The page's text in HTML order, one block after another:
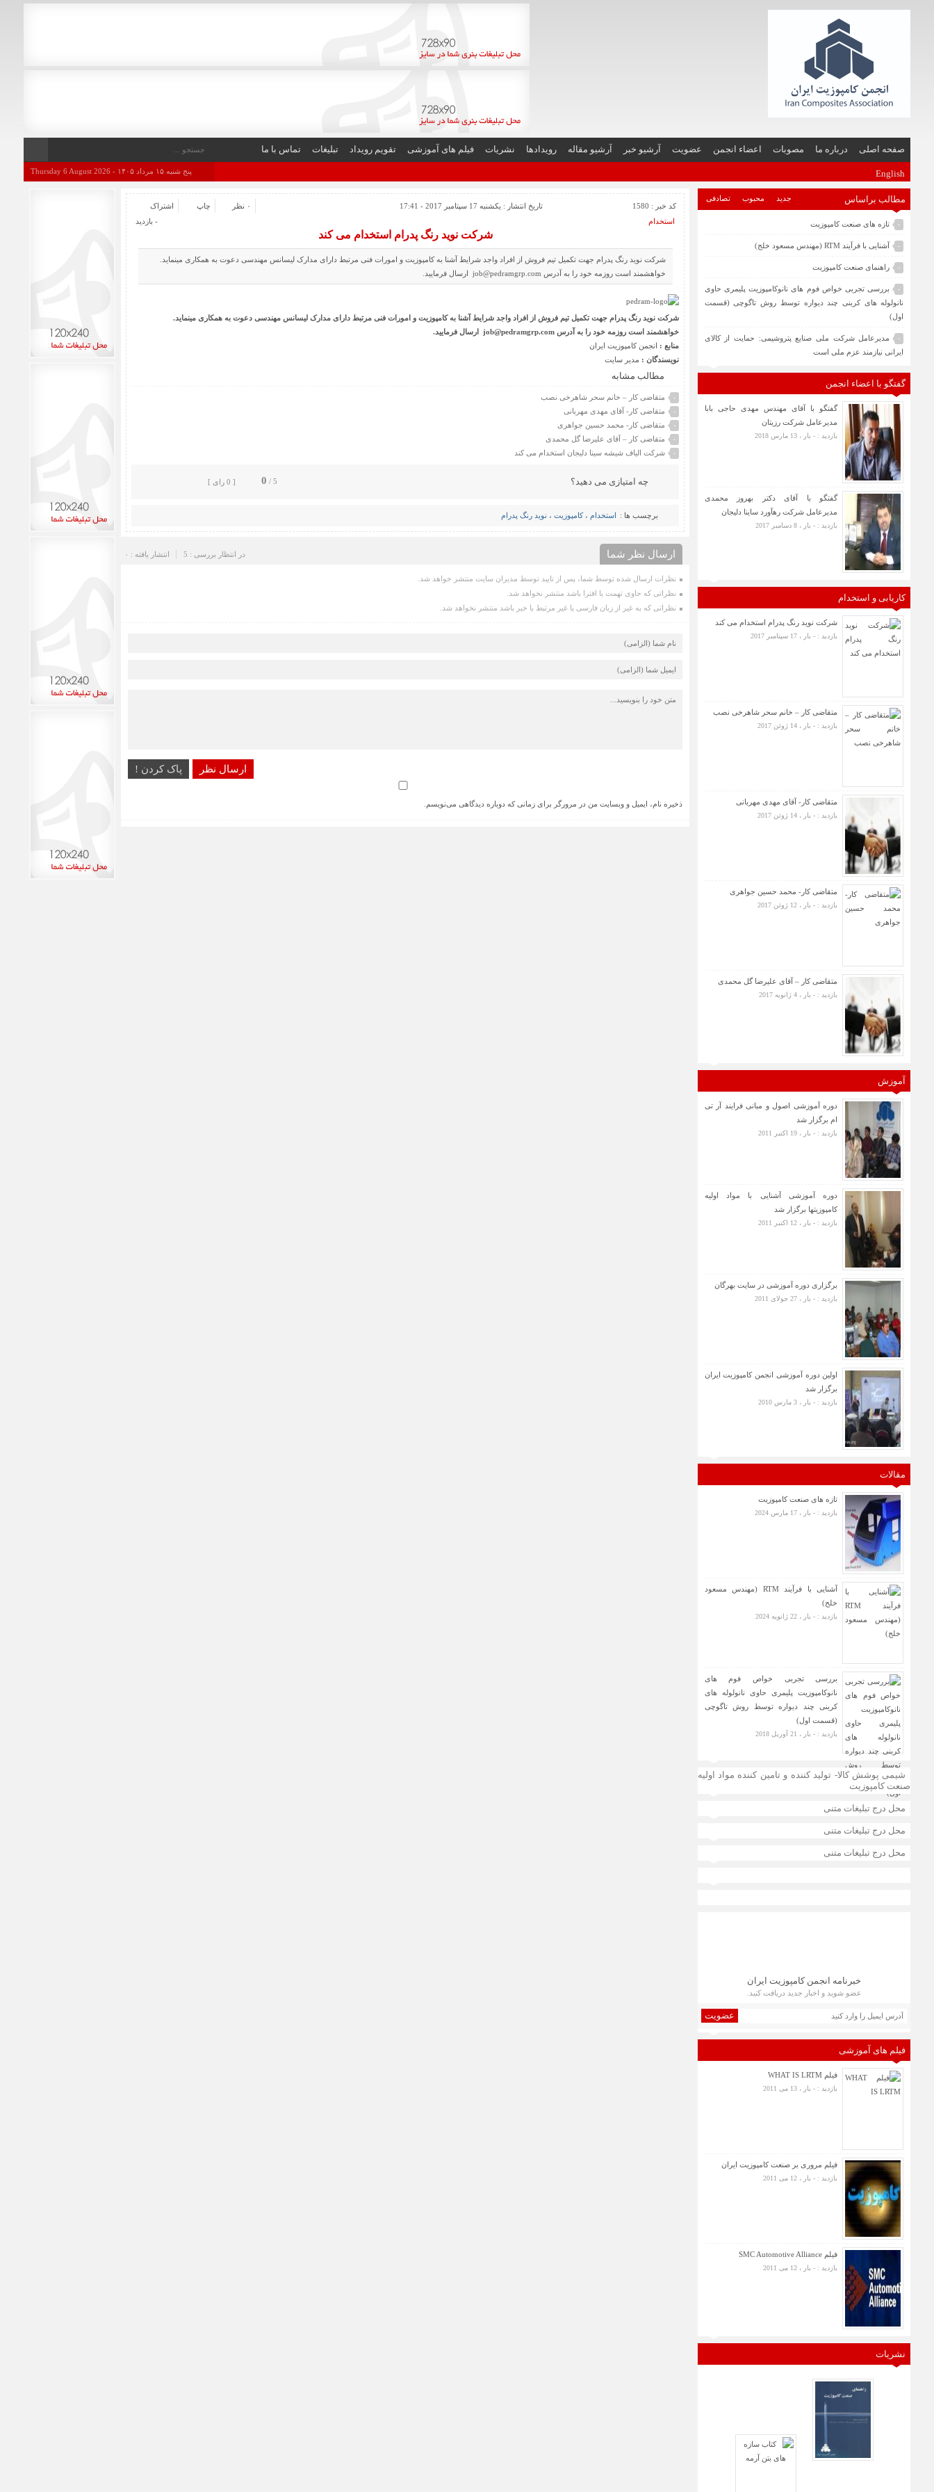
صفحه اصلی درباره ما مصوبات اعضاء انجمن عضویت آرشیو خبر آرشیو مقاله رویدادها نشریات فیلم های آموزشی تقویم رویداد تبلیغات تماس با ما
English پنج شنبه ۱۵ مرداد ۱۴۰۵ - Thursday 6 August 2026
کد خبر : 1580 تاریخ انتشار : یکشنبه 17 سپتامبر 2017 - 17:41 اشتراک چاپ
۰ نظر
استخدام
- بازدید
شرکت نوید رنگ پدرام استخدام می کند
شرکت نوید رنگ پدرام جهت تکمیل تیم فروش از افراد واجد شرایط آشنا به کامپوزیت و امورات فنی مرتبط دارای مدارک لیسانس مهندسی دعوت به همکاری مینماید.
خواهشمند است روزمه خود را به آدرس job@pedramgrp.com ارسال فرمایید.
شرکت نوید رنگ پدرام جهت تکمیل تیم فروش از افراد واجد شرایط آشنا به کامپوزیت و امورات فنی مرتبط دارای مدارک لیسانس مهندسی دعوت به همکاری مینماید.
خواهشمند است روزمه خود را به آدرس job@pedramgrp.com ارسال فرمایید.
منابع : انجمن کامپوزیت ایران
نویسندگان : مدیر سایت
مطالب مشابه
- متقاضی کار – خانم سحر شاهرخی نصب
- متقاضی کار- آقای مهدی مهربانی
- متقاضی کار- محمد حسین جواهری
- متقاضی کار – آقای علیرضا گل محمدی
- شرکت الیاف شیشه سینا دلیجان استخدام می کند
چه امتیازی می دهید؟ 5 /
0 [ 0 رای ]
برچسب ها : استخدام ،کامپوزیت، نوید رنگ پدرام
ارسال نظر شما انتشار یافته : ۰ در انتظار بررسی : 5
نظرات ارسال شده توسط شما، پس از تایید توسط مدیران سایت منتشر خواهد شد.
نظراتی که حاوی تهمت یا افترا باشد منتشر نخواهد شد.
نظراتی که به غیر از زبان فارسی یا غیر مرتبط با خبر باشد منتشر نخواهد شد.
ارسال نظر پاک کردن !
ذخیره نام، ایمیل و وبسایت من در مرورگر برای زمانی که دوباره دیدگاهی می‌نویسم.
مطالب براساس جدید محبوب تصادفی
- تازه های صنعت کامپوزیت
- آشنایی با فرآیند RTM (مهندس مسعود خلج)
- راهنمای صنعت کامپوزیت
-
بررسی تجربی خواص فوم های نانوکامپوزیت پلیمری حاوی
نانولوله های کربنی چند دیواره توسط روش تاگوچی (قسمت
اول)
-
مدیرعامل شرکت ملی صنایع پتروشیمی: حمایت از کالای
ایرانی نیازمند عزم ملی است
گفتگو با اعضاء انجمن
گفتگو با آقای مهندس مهدی حاجی بابا
مدیرعامل شرکت رزیتان
بازدید : - بار ، 13 مارس 2018
گفتگو با آقای دکتر بهروز محمدی
مدیرعامل شرکت رهآورد ساینا دلیجان
بازدید : - بار ، 8 دسامبر 2017
کاریابی و استخدام
شرکت نوید رنگ پدرام استخدام می کند
بازدید : - بار ، 17 سپتامبر 2017
متقاضی کار – خانم سحر شاهرخی نصب
بازدید : - بار ، 14 ژوئن 2017
متقاضی کار- آقای مهدی مهربانی
بازدید : - بار ، 14 ژوئن 2017
متقاضی کار- محمد حسین جواهری
بازدید : - بار ، 12 ژوئن 2017
متقاضی کار – آقای علیرضا گل محمدی
بازدید : - بار ، 4 ژانویه 2017
آموزش
دوره آموزشی اصول و مبانی فرایند آر تی
ام برگزار شد
بازدید : - بار ، 19 اکتبر 2011
دوره آموزشی آشنایی با مواد اولیه
کامپوزیتها برگزار شد
بازدید : - بار ، 12 اکتبر 2011
برگزاری دوره آموزشی در سایت بهرگان
بازدید : - بار ، 27 جولای 2011
اولین دوره آموزشی انجمن کامپوزیت ایران
برگزار شد
بازدید : - بار ، 3 مارس 2010
مقالات
تازه های صنعت کامپوزیت
بازدید : - بار ، 17 مارس 2024
آشنایی با فرآیند RTM (مهندس مسعود
خلج)
بازدید : - بار ، 22 ژانویه 2024
بررسی تجربی خواص فوم های
نانوکامپوزیت پلیمری حاوی نانولوله های
کربنی چند دیواره توسط روش تاگوچی
(قسمت اول)
بازدید : - بار ، 21 آوریل 2018
نشریات
فیلم های آموزشی
فیلم WHAT IS LRTM
بازدید : - بار ، 13 می 2011
فیلم مروری بر صنعت کامپوزیت ایران
بازدید : - بار ، 12 می 2011
فیلم SMC Automotive Alliance
بازدید : - بار ، 12 می 2011
خبرنامه انجمن کامپوزیت ایران
عضو شوید و اخبار جدید دریافت کنید.
عضویت
شیمی پوشش کالا- تولید کننده و تامین کننده مواد اولیه
صنعت کامپوزیت
محل درج تبلیغات متنی
محل درج تبلیغات متنی
محل درج تبلیغات متنی